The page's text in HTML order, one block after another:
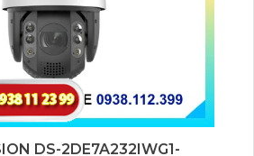
DS-2DE7A232IWG1-